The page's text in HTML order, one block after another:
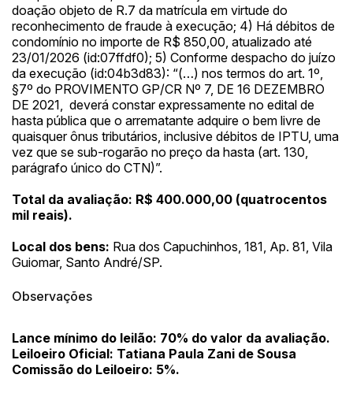
doação objeto de R.7 da matrícula em virtude do
reconhecimento de fraude à execução; 4) Há débitos de
condomínio no importe de R$ 850,00, atualizado até
23/01/2026 (id:07ffdf0); 5) Conforme despacho do juízo
da execução (id:04b3d83): “(…) nos termos do art. 1º,
§7º do PROVIMENTO GP/CR Nº 7, DE 16 DEZEMBRO
DE 2021, deverá constar expressamente no edital de
hasta pública que o arrematante adquire o bem livre de
quaisquer ônus tributários, inclusive débitos de IPTU, uma
vez que se sub-rogarão no preço da hasta (art. 130,
parágrafo único do CTN)”.
Total da avaliação: R$ 400.000,00 (quatrocentos
mil reais).
Local dos bens: Rua dos Capuchinhos, 181, Ap. 81, Vila
Guiomar, Santo André/SP.
Observações
Lance mínimo do leilão: 70% do valor da avaliação.
Leiloeiro Oficial: Tatiana Paula Zani de Sousa
Comissão do Leiloeiro: 5%.
Envie sua Proposta
(Art. 895, CPC)
Histórico de Propostas
Data Usuário Valor
14/04/2025 18:43:11 TIAGOFELIPE R$ 1,00
14/04/2025 18:43:11 TIAGOFELIPE R$ 1,00
Clique aqui para fazer login
Habilite-se para efetuar lances ou
propostas